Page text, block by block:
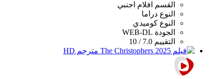
القسم
افلام اجنبي
النوع دراما
النوع كوميدي
الجودة WEB-DL
التقييم 7.0 / 10